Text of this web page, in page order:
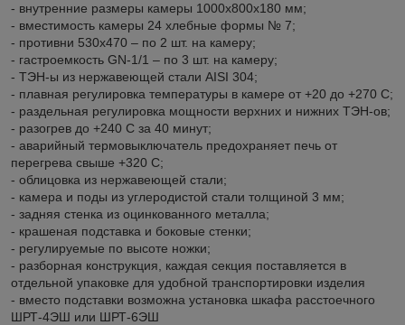
- внутренние размеры камеры 1000x800x180 мм;
- вместимость камеры 24 хлебные формы № 7;
- противни 530х470 – по 2 шт. на камеру;
- гастроемкость GN-1/1 – по 3 шт. на камеру;
- ТЭН-ы из нержавеющей стали AISI 304;
- плавная регулировка температуры в камере от +20 до +270 С;
- раздельная регулировка мощности верхних и нижних ТЭН-ов;
- разогрев до +240 С за 40 минут;
- аварийный термовыключатель предохраняет печь от
перегрева свыше +320 С;
- облицовка из нержавеющей стали;
- камера и поды из углеродистой стали толщиной 3 мм;
- задняя стенка из оцинкованного металла;
- крашеная подставка и боковые стенки;
- регулируемые по высоте ножки;
- разборная конструкция, каждая секция поставляется в
отдельной упаковке для удобной транспортировки изделия
- вместо подставки возможна установка шкафа расстоечного
ШРТ-4ЭШ или ШРТ-6ЭШ